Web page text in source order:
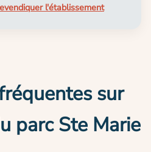
l'établissement
sur
parc Ste Marie